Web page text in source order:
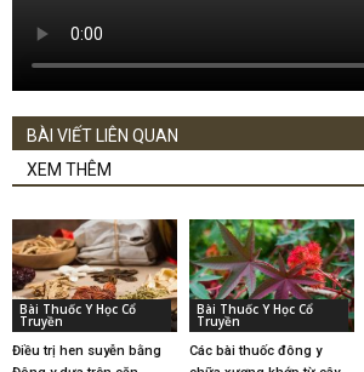
BÀI VIẾT LIÊN QUAN
XEM THÊM
Bài Thuốc Y Học Cổ
Truyền
Điều trị hen suyễn bằng
Bài Thuốc Y Học Cổ
Truyền
Các bài thuốc đông y